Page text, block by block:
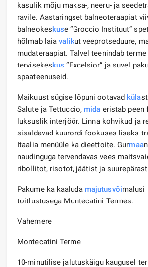
kasulik mõju maksa-, neeru- ja
ravile. Aastaringset balneoteraapiat
balneokeskuse “Groccio Instituut”
hõlmab laiavalikut veeprotseduure,
mudateraapiat. Talvel teenindab
tervisekeskus “Excelsior” ja suvel
spaateenuseid.
Maikuust sügise lõpuni ootavad küla
Salute ja Tettuccio, mida eristab peen
luksuslik interjöör. Linna kohvikud ja
sisaldavad kuurordi fookuses lisaks
Itaalia menüüle ka dieettoite. Gurmaa
naudinguga tervendavas vees
ribollitot, risotot, jäätist ja suurepärast
Pakume ka kaaluda majutusvõimalusi
toitlustusega Montecatini Termes:
Vahemere
Montecatini Terme
10-minutilise jalutuskäigu kaugusel